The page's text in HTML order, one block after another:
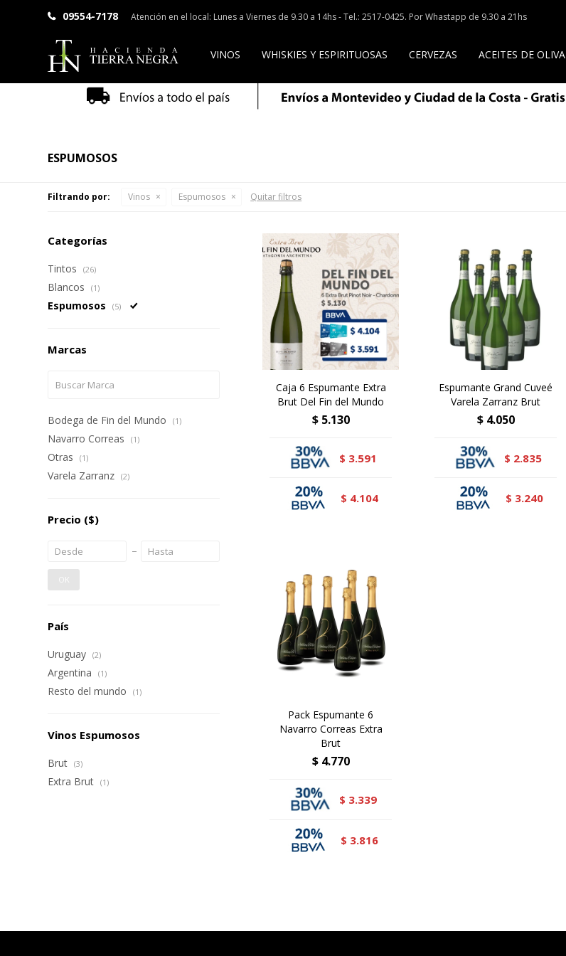
VINOS WHISKIES Y ESPIRITUOSAS CERVEZAS ACEITES DE OLIVA
09554-7178 Atención en el local: Lunes a Viernes de 9.30 a 14hs - Tel.: 2517-0425. Por Whastapp de 9.30 a 21hs
ESPUMOSOS
Filtrando por: Vinos Espumosos Quitar filtros
Caja 6 Espumante Extra
Brut Del Fin del Mundo
$ 5.130
$ 3.591
$ 4.104
Espumante Grand Cuveé
Varela Zarranz Brut
$ 4.050
$ 2.835
$ 3.240
Pack Espumante 6
Navarro Correas Extra
Brut
$ 4.770
$ 3.339
$ 3.816
Categorías
Tintos (26)
Blancos (1)
Espumosos (5)
Marcas
Bodega de Fin del Mundo (1)
Navarro Correas (1)
Otras (1)
Varela Zarranz (2)
Precio ($)
OK
País
Uruguay (2)
Argentina (1)
Resto del mundo (1)
Vinos Espumosos
Brut (3)
Extra Brut (1)